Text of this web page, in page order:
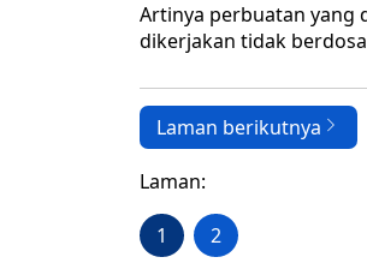
Artinya perbuatan yang
dikerjakan tidak
Laman berikutnya
Laman:
1 2